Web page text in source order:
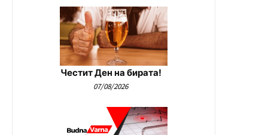
Честит Ден на бирата!
07/08/2026